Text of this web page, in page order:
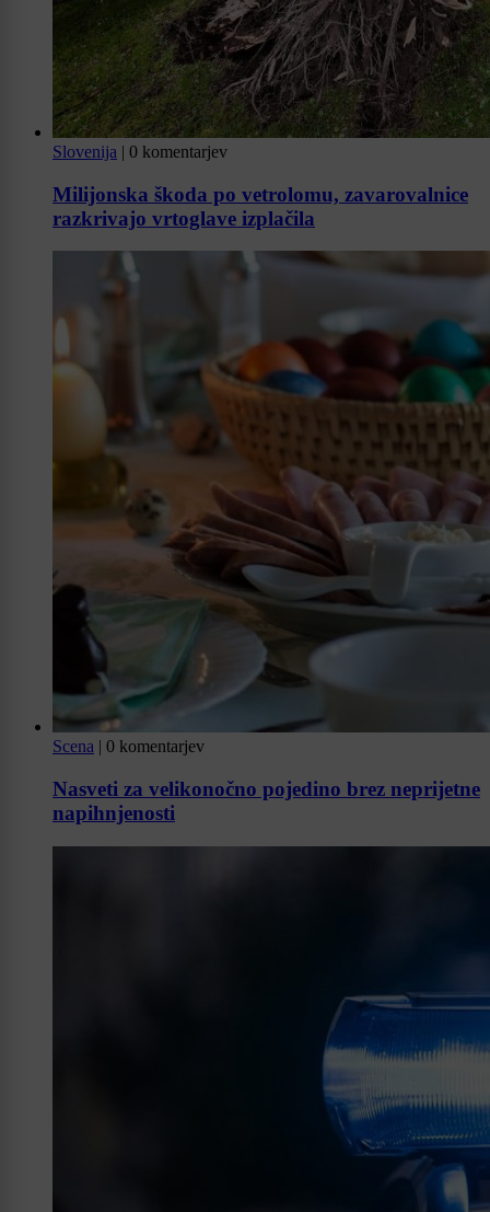
Slovenija | 0 komentarjev
Milijonska škoda po vetrolomu, zavarovalnice
razkrivajo vrtoglave izplačila
Scena | 0 komentarjev
Nasveti za velikonočno pojedino brez neprijetne
napihnjenosti